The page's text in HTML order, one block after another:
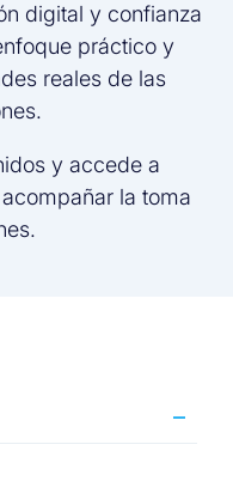
digital y confianza
práctico y
reales de las
y accede a
la toma